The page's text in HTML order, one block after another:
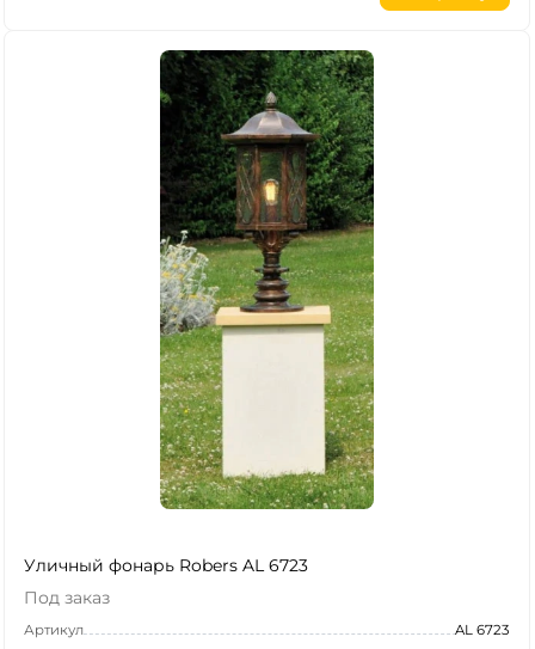
Уличный фонарь Robers AL 6723
Под заказ
Артикул
AL 6723